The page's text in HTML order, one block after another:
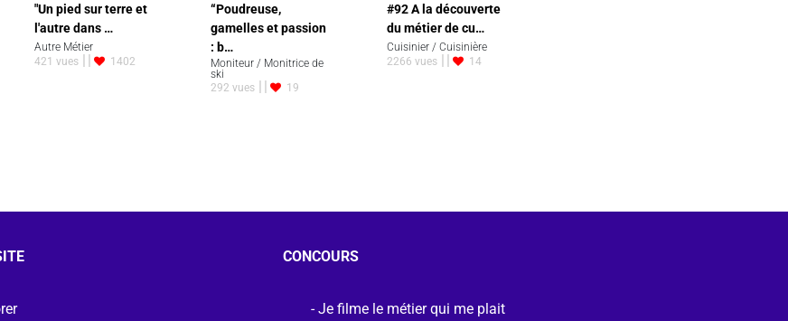
"Un pied sur terre et
l'autre dans …
Autre Métier
421 vues
1402
“Poudreuse,
gamelles et passion
: b…
Moniteur / Monitrice de
ski
292 vues
19
#92 A la découverte
du métier de cu…
Cuisinier / Cuisinière
2266 vues
14
CONCOURS
Je filme le métier qui me plait